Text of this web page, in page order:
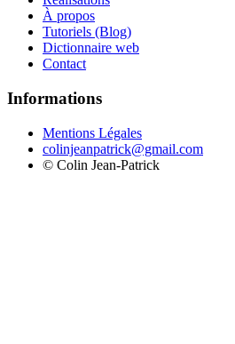
À propos
Tutoriels (Blog)
Dictionnaire web
Contact
Informations
Mentions Légales
colinjeanpatrick@gmail.com
© Colin Jean-Patrick